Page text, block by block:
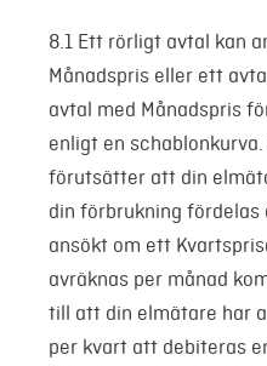
8.1 Ett rörligt avtal kan
Månadspris eller ett
avtal med Månadspris
enligt en
förutsätter att din
din förbrukning fördelas
ansökt om ett
avräknas per månad
till att din elmätare har
per kvart att debiteras